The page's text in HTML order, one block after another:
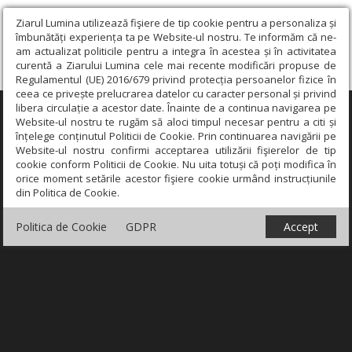
Ziarul Lumina utilizează fişiere de tip cookie pentru a personaliza și
îmbunătăți experiența ta pe Website-ul nostru. Te informăm că ne-
am actualizat politicile pentru a integra în acestea și în activitatea
curentă a Ziarului Lumina cele mai recente modificări propuse de
Regulamentul (UE) 2016/679 privind protecția persoanelor fizice în
ceea ce privește prelucrarea datelor cu caracter personal și privind
libera circulație a acestor date. Înainte de a continua navigarea pe
Website-ul nostru te rugăm să aloci timpul necesar pentru a citi și
înțelege conținutul Politicii de Cookie. Prin continuarea navigării pe
Website-ul nostru confirmi acceptarea utilizării fişierelor de tip
cookie conform Politicii de Cookie. Nu uita totuși că poți modifica în
orice moment setările acestor fişiere cookie urmând instrucțiunile
din Politica de Cookie.
Politica de Cookie GDPR Accept
×